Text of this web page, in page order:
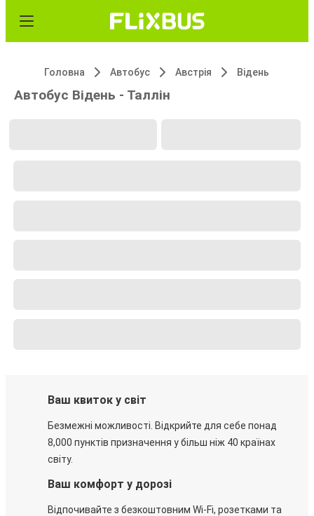
Головна Автобус Австрія Відень
Автобус Відень - Таллін
Ваш квиток у світ
Безмежні можливості. Відкрийте для себе понад
8,000 пунктів призначення у більш ніж 40 країнах
світу.
Ваш комфорт у дорозі
Відпочивайте з безкоштовним Wi-Fi, розетками та